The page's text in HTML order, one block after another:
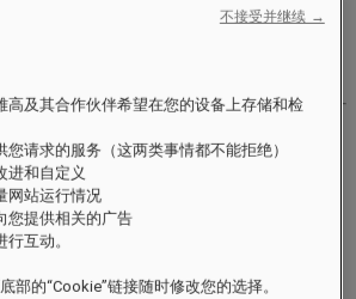
高及其合作伙伴希望在您的设备上存储和检
您请求的服务（这两类事情都不能拒绝）
进和自定义
网站运行情况
您提供相关的广告
互动。
部的“Cookie”链接随时修改您的选择。
不接受并继续 →